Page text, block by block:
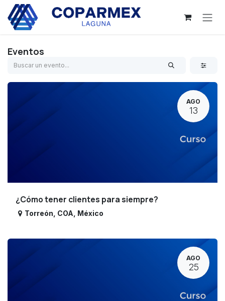
Ir al contenido
Eventos
AGO
13
¿Cómo tener clientes para siempre?
Torreón COA México
AGO
25